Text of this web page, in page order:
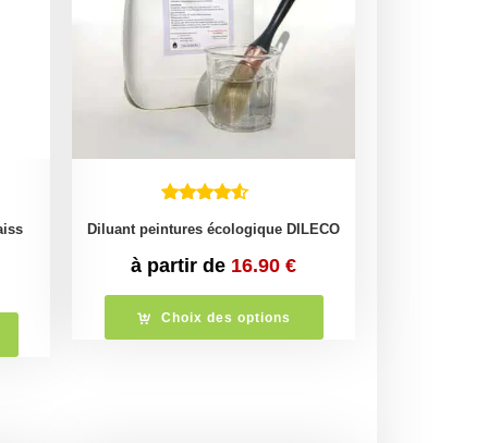
Diluant peintures écologique DILECO
à partir de 16.90 €
Choix des options